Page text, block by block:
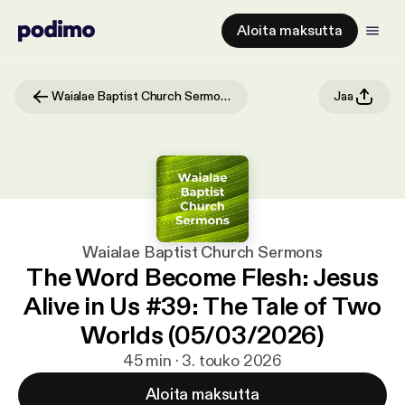
Aloita maksutta
Waialae Baptist Church Sermons Jaa
Waialae Baptist Church Sermons
The Word Become Flesh: Jesus
Alive in Us #39: The Tale of Two
Worlds (05/03/2026)
45 min · 3. touko 2026
Aloita maksutta